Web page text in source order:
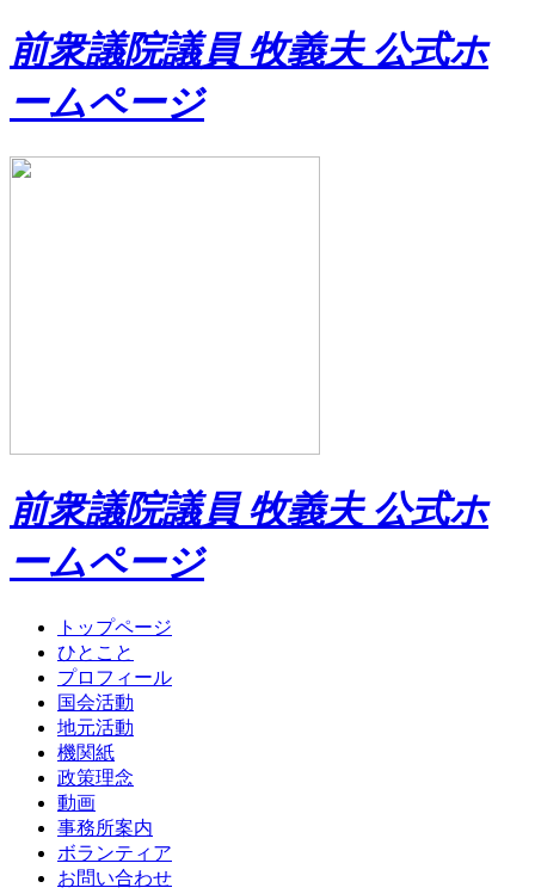
前衆議院議員 牧義夫 公式ホ
ームページ
前衆議院議員 牧義夫 公式ホ
ームページ
トップページ
ひとこと
プロフィール
国会活動
地元活動
機関紙
政策理念
動画
事務所案内
ボランティア
お問い合わせ